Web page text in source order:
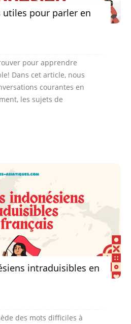
utiles pour parler en
pour apprendre
Dans cet article, nous
courantes en
les sujets de
intraduisibles en
des mots difficiles à